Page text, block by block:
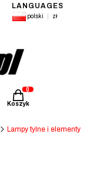
LANGUAGES
polski zł
Produkty w koszyku:
Koszyk
Lampy tylne i elementy